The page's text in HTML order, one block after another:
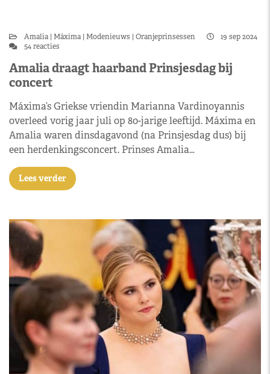
Amalia Máxima Modenieuws Oranjeprinsessen
19 sep 2024
54 reacties
Amalia draagt haarband Prinsjesdag bij
concert
Máxima’s Griekse vriendin Marianna Vardinoyannis
overleed vorig jaar juli op 80-jarige leeftijd. Máxima en
Amalia waren dinsdagavond (na Prinsjesdag dus) bij
een herdenkingsconcert. Prinses Amalia…
Lees verder